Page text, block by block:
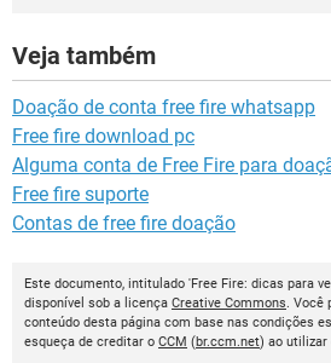
Veja também
Doação de conta free fire whatsapp
Free fire download pc
Alguma conta de Free Fire para
Free fire suporte
Contas de free fire doação
Este documento, intitulado 'Free Fire: dicas para
disponível sob a licença Creative Commons. Você
conteúdo desta página com base nas condições
esqueça de creditar o CCM (br.ccm.net) ao utilizar